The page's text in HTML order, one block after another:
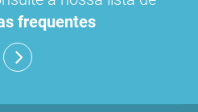
frequentes